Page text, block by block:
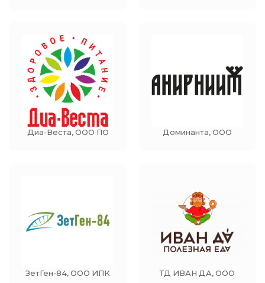
Диа-Веста, ООО ПО Доминанта, ООО
ЗетГен-84, ООО ИПК ТД ИВАН ДА, ООО